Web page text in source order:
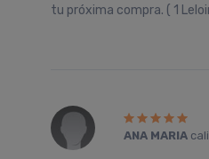
tu próxima compra. ( 1
ANA MARIA